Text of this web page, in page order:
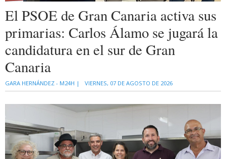
El PSOE de Gran Canaria activa sus
primarias: Carlos Álamo se jugará la
candidatura en el sur de Gran
Canaria
GARA HERNÁNDEZ - M24H | VIERNES, 07 DE AGOSTO DE 2026